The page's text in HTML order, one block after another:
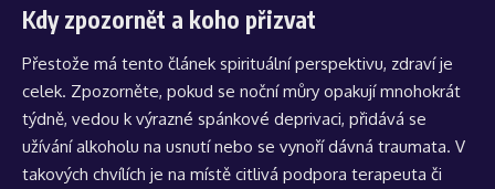
Kdy zpozornět a koho přizvat
Přestože má tento článek spirituální perspektivu, zdraví je
celek. Zpozorněte, pokud se noční můry opakují mnohokrát
týdně, vedou k výrazné spánkové deprivaci, přidává se
užívání alkoholu na usnutí nebo se vynoří dávná traumata. V
takových chvílích je na místě citlivá podpora terapeuta či